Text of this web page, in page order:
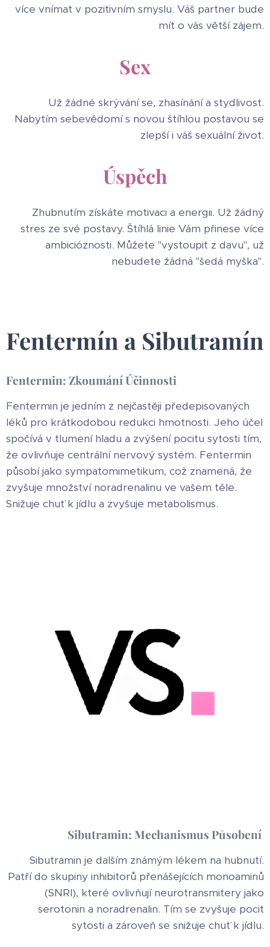
více vnímat v pozitivním smyslu. Váš partner bude
mít o vás větší zájem.
Sex
Už žádné skrývání se, zhasínání a stydlivost.
Nabytím sebevědomí s novou štíhlou postavou se
zlepší i váš sexuální život.
Úspěch
Zhubnutím získáte motivaci a energii. Už žádný
stres ze své postavy. Štíhlá linie Vám přinese více
ambicióznosti. Můžete "vystoupit z davu", už
nebudete žádná "šedá myška".
Fentermín a Sibutramín
Fentermin: Zkoumání Účinnosti
Fentermin je jedním z nejčastěji předepisovaných
léků pro krátkodobou redukci hmotnosti. Jeho účel
spočívá v tlumení hladu a zvýšení pocitu sytosti tím,
že ovlivňuje centrální nervový systém. Fentermin
působí jako sympatomimetikum, což znamená, že
zvyšuje množství noradrenalinu ve vašem těle.
Snižuje chuť k jídlu a zvyšuje metabolismus.
Sibutramin: Mechanismus Působení
Sibutramin je dalším známým lékem na hubnutí.
Patří do skupiny inhibitorů přenášejících monoaminů
(SNRI), které ovlivňují neurotransmitery jako
serotonin a noradrenalin. Tím se zvyšuje pocit
sytosti a zároveň se snižuje chuť k jídlu.